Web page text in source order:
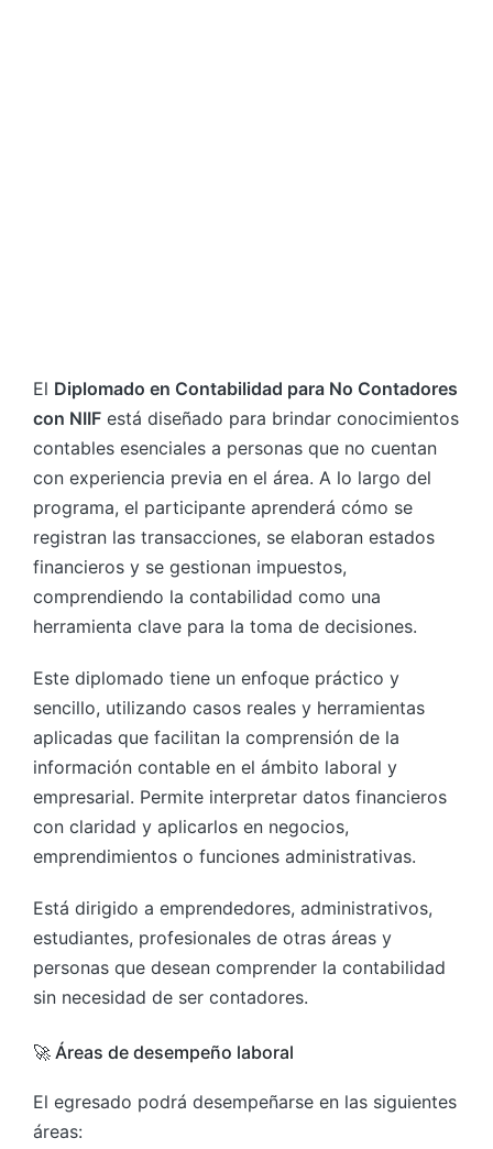
El Diplomado en Contabilidad para No Contadores
con NIIF está diseñado para brindar conocimientos
contables esenciales a personas que no cuentan
con experiencia previa en el área. A lo largo del
programa, el participante aprenderá cómo se
registran las transacciones, se elaboran estados
financieros y se gestionan impuestos,
comprendiendo la contabilidad como una
herramienta clave para la toma de decisiones.
Este diplomado tiene un enfoque práctico y
sencillo, utilizando casos reales y herramientas
aplicadas que facilitan la comprensión de la
información contable en el ámbito laboral y
empresarial. Permite interpretar datos financieros
con claridad y aplicarlos en negocios,
emprendimientos o funciones administrativas.
Está dirigido a emprendedores, administrativos,
estudiantes, profesionales de otras áreas y
personas que desean comprender la contabilidad
sin necesidad de ser contadores.
🚀 Áreas de desempeño laboral
El egresado podrá desempeñarse en las siguientes
áreas: